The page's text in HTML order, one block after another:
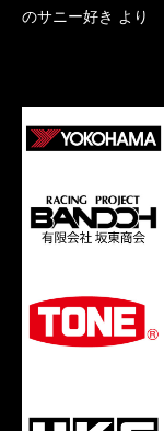
のサニー好き より